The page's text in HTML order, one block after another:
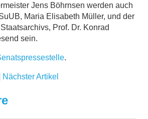
Jens Böhrnsen werden auch
Maria Elisabeth Müller, und der
Prof. Dr. Konrad
sein.
.
Nächster Artikel